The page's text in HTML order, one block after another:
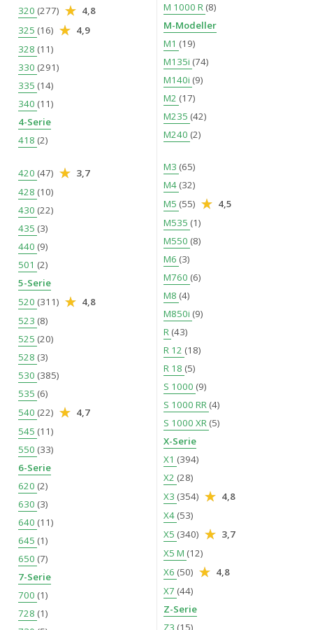
320 (277)
4,8
325 (16)
4,9
328 (11)
330 (291)
335 (14)
340 (11)
4-Serie
418 (2)
420 (47)
3,7
428 (10)
430 (22)
435 (3)
440 (9)
501 (2)
5-Serie
520 (311)
4,8
523 (8)
525 (20)
528 (3)
530 (385)
535 (6)
540 (22)
4,7
545 (11)
550 (33)
6-Serie
620 (2)
630 (3)
640 (11)
645 (1)
650 (7)
7-Serie
700 (1)
728 (1)
M 1000 R (8)
M-Modeller
M1 (19)
M135i (74)
M140i (9)
M2 (17)
M235 (42)
M240 (2)
M3 (65)
M4 (32)
M5 (55)
4,5
M535 (1)
M550 (8)
M6 (3)
M760 (6)
M8 (4)
M850i (9)
R (43)
R 12 (18)
R 18 (5)
S 1000 (9)
S 1000 RR (4)
S 1000 XR (5)
X-Serie
X1 (394)
X2 (28)
X3 (354)
4,8
X4 (53)
X5 (340)
3,7
X5 M (12)
X6 (50)
4,8
X7 (44)
Z-Serie
Z3 (15)